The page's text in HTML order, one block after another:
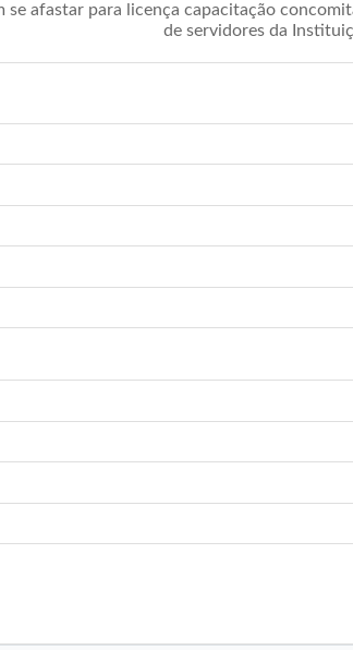
afastar para licença capacitação
de servidores da